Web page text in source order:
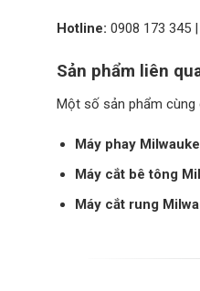
Hotline: 0908 173 345 |
Sản phẩm liên
Một số sản phẩm
Máy phay
Máy cắt bê tông
Máy cắt rung